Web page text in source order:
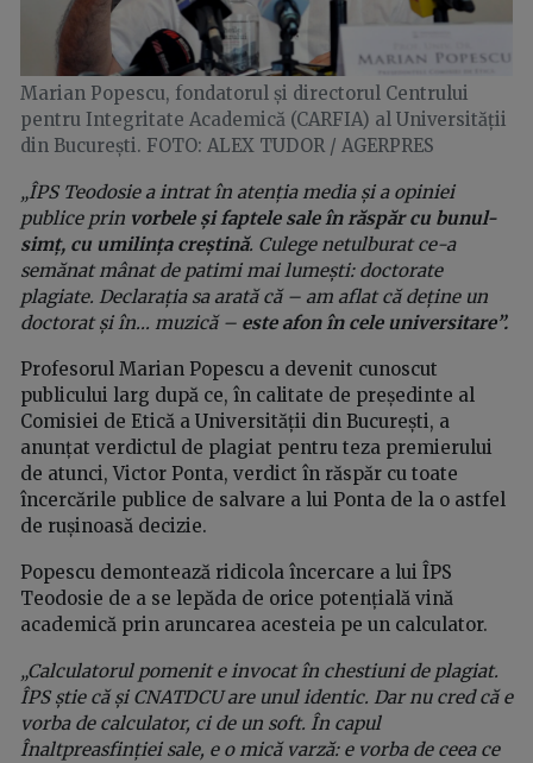
Marian Popescu, fondatorul și directorul Centrului
pentru Integritate Academică (CARFIA) al Universității
din București. FOTO: ALEX TUDOR / AGERPRES
„ÎPS Teodosie a intrat în atenția media și a opiniei
publice prin vorbele și faptele sale în răspăr cu bunul-
simț, cu umilința creștină. Culege netulburat ce-a
semănat mânat de patimi mai lumești: doctorate
plagiate. Declarația sa arată că – am aflat că deține un
doctorat și în... muzică – este afon în cele universitare”.
Profesorul Marian Popescu a devenit cunoscut
publicului larg după ce, în calitate de președinte al
Comisiei de Etică a Universității din București, a
anunțat verdictul de plagiat pentru teza premierului
de atunci, Victor Ponta, verdict în răspăr cu toate
încercările publice de salvare a lui Ponta de la o astfel
de rușinoasă decizie.
Popescu demontează ridicola încercare a lui ÎPS
Teodosie de a se lepăda de orice potențială vină
academică prin aruncarea acesteia pe un calculator.
„Calculatorul pomenit e invocat în chestiuni de plagiat.
ÎPS știe că și CNATDCU are unul identic. Dar nu cred că e
vorba de calculator, ci de un soft. În capul
Înaltpreasfinției sale, e o mică varză: e vorba de ceea ce